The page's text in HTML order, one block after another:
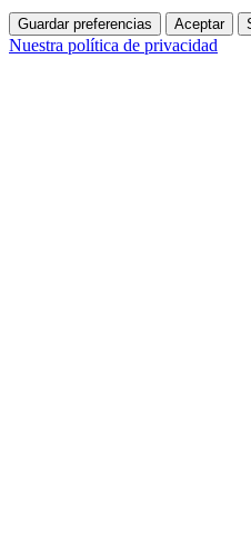
Guardar preferencias Aceptar
Nuestra política de privacidad